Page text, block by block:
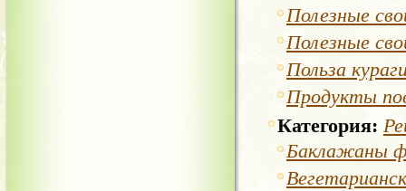
Полезные
Полезные
Польза
Продукты
Категория:
Баклажаны